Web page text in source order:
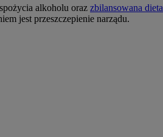
alkoholu oraz zbilansowana dieta
jest przeszczepienie narządu.